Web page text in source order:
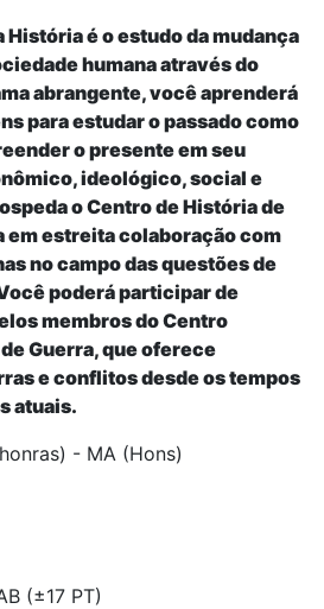
História é o estudo da mudança
humana através do
abrangente, você aprenderá
para estudar o passado como
o presente em seu
ideológico, social e
o Centro de História de
em estreita colaboração com
no campo das questões de
poderá participar de
membros do Centro
Guerra, que oferece
e conflitos desde os tempos
atuais.
- MA (Hons)
(±17 PT)